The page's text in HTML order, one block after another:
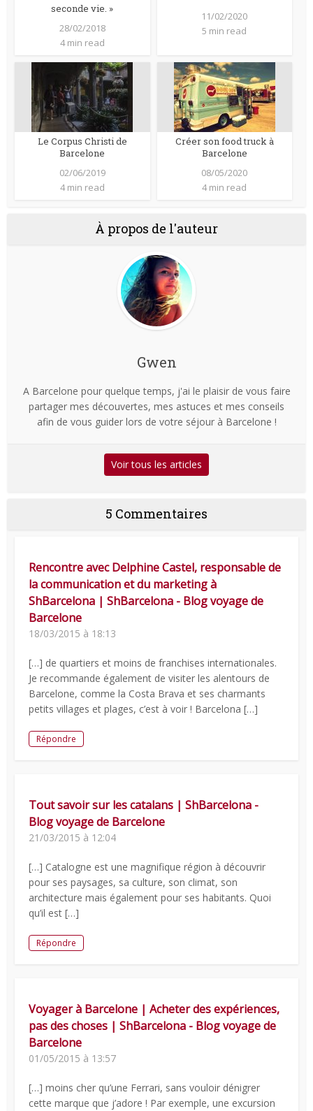
seconde vie. »
28/02/2018
4 min read
11/02/2020
5 min read
Le Corpus Christi de
Barcelone
02/06/2019
4 min read
Créer son food truck à
Barcelone
08/05/2020
4 min read
À propos de l'auteur
Gwen
A Barcelone pour quelque temps, j'ai le plaisir de vous faire
partager mes découvertes, mes astuces et mes conseils
afin de vous guider lors de votre séjour à Barcelone !
Voir tous les articles
5 Commentaires
Rencontre avec Delphine Castel, responsable de
la communication et du marketing à
ShBarcelona | ShBarcelona - Blog voyage de
Barcelone
18/03/2015 à 18:13
[…] de quartiers et moins de franchises internationales.
Je recommande également de visiter les alentours de
Barcelone, comme la Costa Brava et ses charmants
petits villages et plages, c’est à voir ! Barcelona […]
Répondre
Tout savoir sur les catalans | ShBarcelona -
Blog voyage de Barcelone
21/03/2015 à 12:04
[…] Catalogne est une magnifique région à découvrir
pour ses paysages, sa culture, son climat, son
architecture mais également pour ses habitants. Quoi
qu’il est […]
Répondre
Voyager à Barcelone | Acheter des expériences,
pas des choses | ShBarcelona - Blog voyage de
Barcelone
01/05/2015 à 13:57
[…] moins cher qu’une Ferrari, sans vouloir dénigrer
cette marque que j’adore ! Par exemple, une excursion